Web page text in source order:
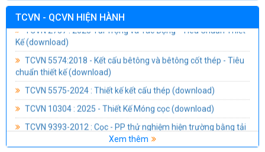
Thông Tư 04/2019/TT-BXD Sửa đổi, bổ sung thông tư số
26/2016/TT-BXD Ngày 26/10/2016 Của bộ quản lý chất lượng
và bảo trì công trình xây dựng
Nghị định số 85-2025-NĐ-CP của Chính phủ Quy định chi tiết
thi hành một số điều của Luật Đầu tư công
TCVN - QCVN HIỆN HÀNH
TCVN 2737 : 2023 Tải Trọng và Tác Động - Tiêu Chuẩn Thiết
Kế(download)
TCVN 5574:2018 - Kết cấu bêtông và bêtông cốt thép - Tiêu
chuẩn thiết kế (download)
TCVN 5575-2024 : Thiết kế kết cấu thép
TCVN 10304 : 2025 - Thiết Kế Móng cọc
(download)
TCVN 9393-2012 : Cọc - PP thử nghiệm hiện trường bằng tải
trọng tĩnh ép dọc trục(download)
TCVN 9394-2012 : Đóng và ép cọc - Thi công và nghiệm thu
Xem thêm